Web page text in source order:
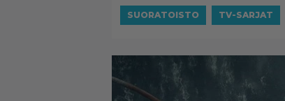
SUORATOISTO TV-SARJAT